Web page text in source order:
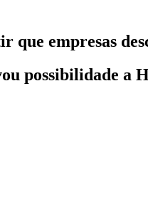
empresas
possibilidade a